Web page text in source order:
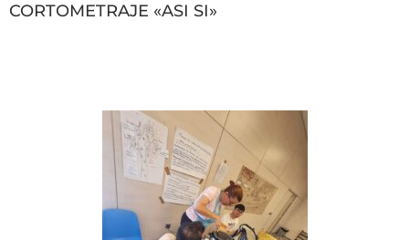
CORTOMETRAJE «ASI SI»